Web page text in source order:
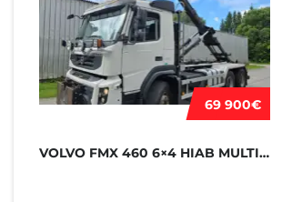
69 900€
VOLVO FMX 460 6×4 HIAB MULTILI...